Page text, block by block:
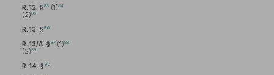
R. 12. § 83 (1)84
(2)85
R. 13. § 86
R. 13/A. § 87 (1)88
(2)89
R. 14. § 90